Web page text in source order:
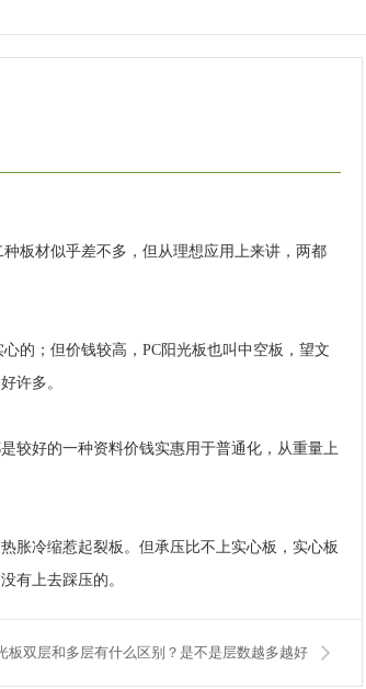
板材似乎差不多，但从理想应用上来讲，两都
的；但价钱较高，PC阳光板也叫中空板，望文
许多。
较好的一种资料价钱实惠用于普通化，从重量上
胀冷缩惹起裂板。但承压比不上实心板，实心板
有上去踩压的。
板双层和多层有什么区别？是不是层数越多越好